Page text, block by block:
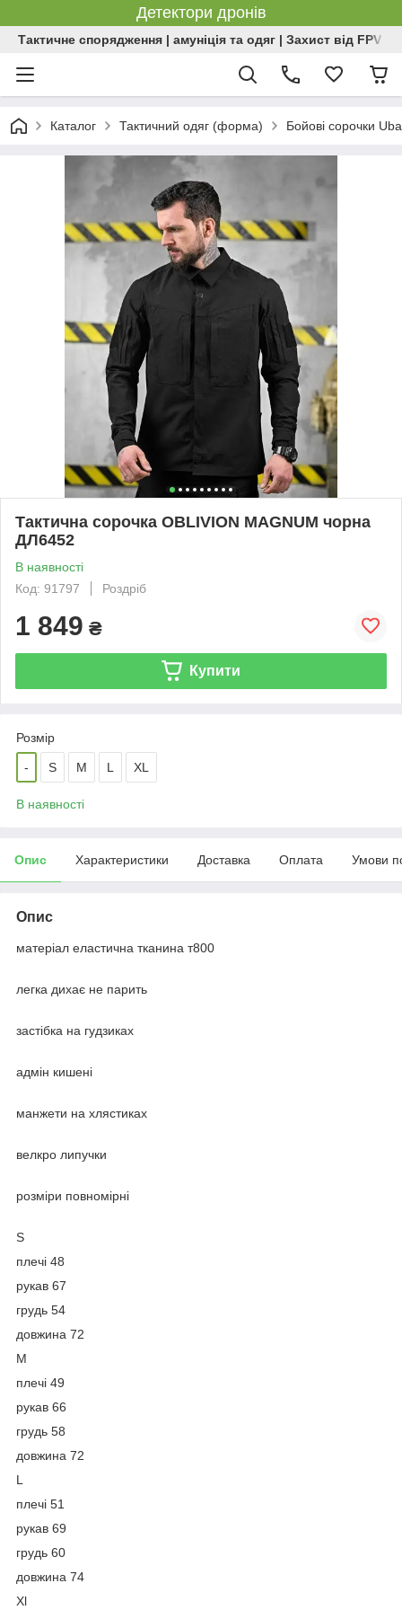
Детектори дронів
Тактичне спорядження | амуніція та одяг | Захист від FPV |
Каталог Тактичний одяг (форма) Бойові сорочки
Тактична сорочка OBLIVION MAGNUM чорна
ДЛ6452
В наявності
Код: 91797
Роздріб
1 849 ₴
Купити
Розмір
- S M L XL
В наявності
Опис Характеристики Доставка Оплата Умови
Опис
матеріал еластична тканина т800
легка дихає не парить
застібка на гудзиках
адмін кишені
манжети на хлястиках
велкро липучки
розміри повномірні
S
плечі 48
рукав 67
грудь 54
довжина 72
M
плечі 49
рукав 66
грудь 58
довжина 72
L
плечі 51
рукав 69
грудь 60
довжина 74
Xl